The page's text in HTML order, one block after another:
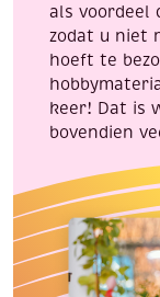
als voordeel
zodat u niet
hoeft te
keer! Dat is
bovendien